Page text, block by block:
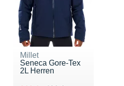
Millet
Seneca Gore-Tex
2L Herren